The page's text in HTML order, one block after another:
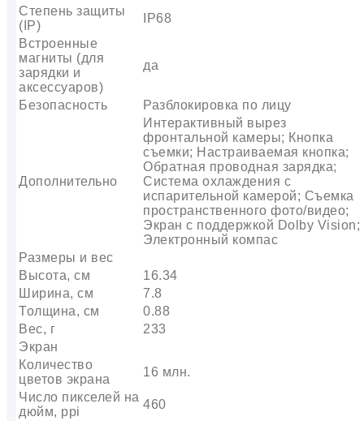
Степень защиты
(IP)
IP68
Встроенные
магниты (для
зарядки и
аксессуаров)
да
Безопасность Разблокировка по лицу
Дополнительно
Интерактивный вырез
фронтальной камеры; Кнопка
съемки; Настраиваемая кнопка;
Обратная проводная зарядка;
Система охлаждения с
испарительной камерой; Съемка
пространственного фото/видео;
Экран с поддержкой Dolby Vision;
Электронный компас
Размеры и вес
Высота, см
16.34
Ширина, см
7.8
Толщина, см
0.88
Вес, г
233
Экран
Количество
цветов экрана
16 млн.
Число пикселей на
дюйм, ppi
460